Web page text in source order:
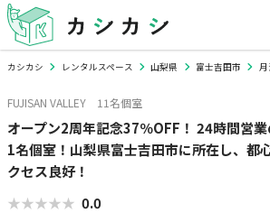
カシカシ レンタルスペース 山梨県 富士吉田市 月
FUJISAN VALLEY 11名個室
オープン2周年記念37％OFF！ 24時間営
1名個室！山梨県富士吉田市に所在し、都
クセス良好！
★★★★★
★★★★★ 0.0